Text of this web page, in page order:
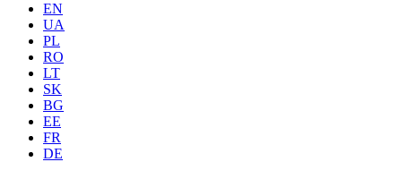
EN
UA
PL
RO
LT
SK
BG
EE
FR
DE